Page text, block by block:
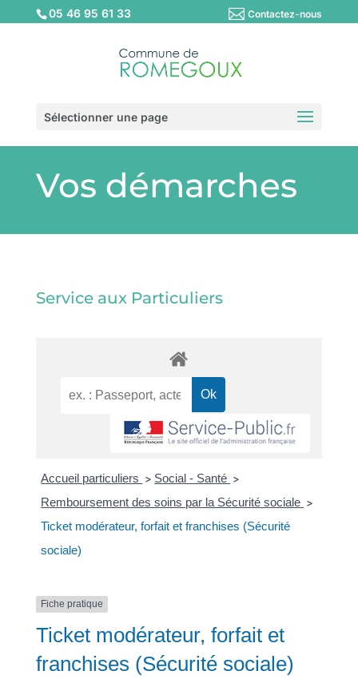
05 46 95 61 33 Contactez-nous
Sélectionner une page
Vos démarches
Service aux Particuliers
Accueil particuliers > Social - Santé >
Remboursement des soins par la Sécurité sociale >
Ticket modérateur, forfait et franchises (Sécurité
sociale)
Fiche pratique
Ticket modérateur, forfait et
franchises (Sécurité sociale)